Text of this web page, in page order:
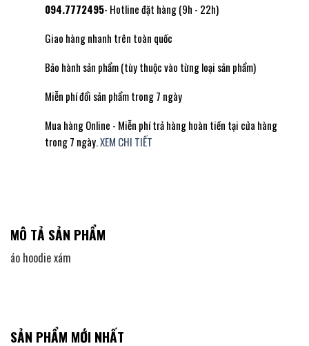
094.7772495- Hotline đặt hàng (9h - 22h)
Giao hàng nhanh trên toàn quốc
Bảo hành sản phẩm (tùy thuộc vào từng loại sản phẩm)
Miễn phí đổi sản phẩm trong 7 ngày
Mua hàng Online - Miễn phí trả hàng hoàn tiền tại cửa hàng
trong 7 ngày.XEM CHI TIẾT
MÔ TẢ SẢN PHẨM
áo hoodie xám
SẢN PHẨM MỚI NHẤT